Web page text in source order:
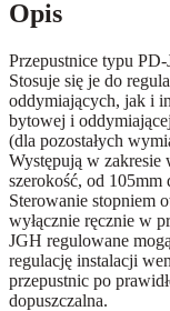
Opis
Przepustnice typu
Stosuje się je do
oddymiających, jak i
bytowej i
(dla pozostałych
Występują w
szerokość, od 105mm
Sterowanie stopniem
wyłącznie ręcznie w
JGH regulowane
regulację instalacji
przepustnic po
dopuszczalna.